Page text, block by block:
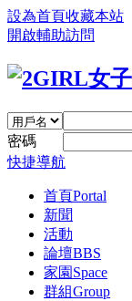
設為首頁收藏本站
開啟輔助訪問
密碼
快捷導航
首頁Portal
新聞
活動
論壇BBS
家園 Space
群組Group